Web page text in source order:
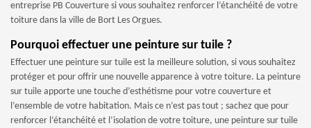
entreprise PB Couverture si vous souhaitez renforcer l’étanchéité de votre
toiture dans la ville de Bort Les Orgues.
Pourquoi effectuer une peinture sur tuile ?
Effectuer une peinture sur tuile est la meilleure solution, si vous souhaitez
protéger et pour offrir une nouvelle apparence à votre toiture. La peinture
sur tuile apporte une touche d’esthétisme pour votre couverture et
l’ensemble de votre habitation. Mais ce n’est pas tout ; sachez que pour
renforcer l’étanchéité et l’isolation de votre toiture, une peinture sur tuile